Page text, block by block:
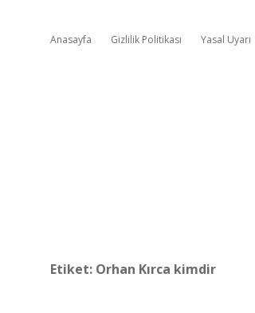
Anasayfa Gizlilik Politikası Yasal Uyarı
Etiket: Orhan Kırca kimdir